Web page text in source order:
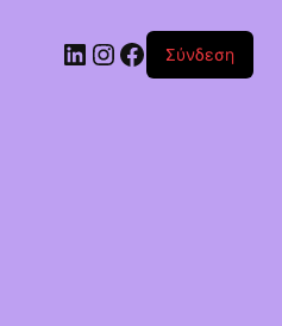
Linkedin
Instagram
Facebook
Σύνδεση